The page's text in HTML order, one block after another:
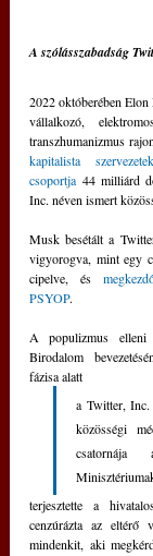
A szólásszabadság
2022 októberében
vállalkozó,
transzhumanizmus
kapitalista
csoportja 44 milliárd
Inc. néven ismert
Musk besétált a
vigyorogva, mint egy
cipelve, és
PSYOP.
A populizmus
Birodalom
fázisa alatt
a Twitter,
közösségi
csatornája
terjesztette a
cenzúrázta az eltérő
mindenkit, aki